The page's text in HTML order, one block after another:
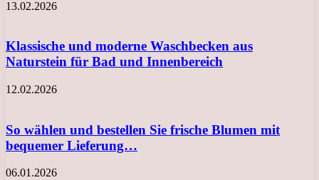
13.02.2026
Klassische und moderne Waschbecken aus
Naturstein für Bad und Innenbereich
12.02.2026
So wählen und bestellen Sie frische Blumen mit
bequemer Lieferung…
06.01.2026